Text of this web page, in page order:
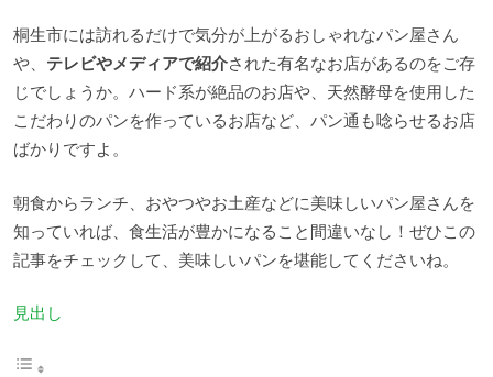
桐生市には訪れるだけで気分が上がるおしゃれなパン屋さん
や、 テレビやメディアで紹介された有名なお店があるのをご存
じでしょうか。ハード系が絶品のお店や、天然酵母を使用した
こだわりのパンを作っているお店など、パン通も唸らせるお店
ばかりですよ。
朝食からランチ、おやつやお土産などに美味しいパン屋さんを
知っていれば、食生活が豊かになること間違いなし！ぜひこの
記事をチェックして、美味しいパンを堪能してくださいね。
見出し